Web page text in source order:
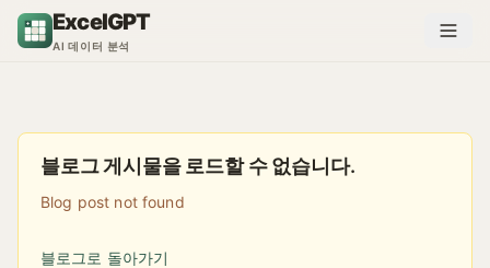
콘텐츠로 건너뛰기
ExcelGPT
AI 데이터 분석
블로그 게시물을 로드할 수 없습니다.
Blog post not found
블로그로 돌아가기